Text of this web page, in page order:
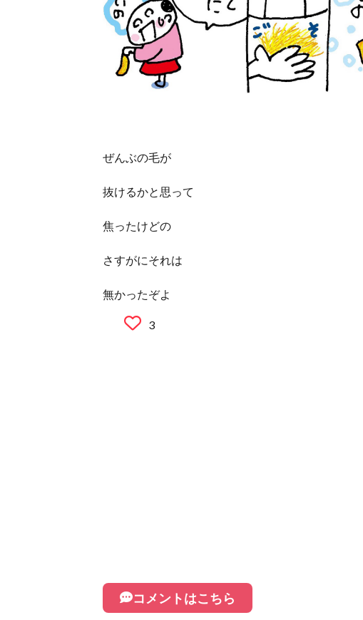
ぜんぶの毛が
抜けるかと思って
焦ったけどの
さすがにそれは
無かったぞよ
3
コメントはこちら